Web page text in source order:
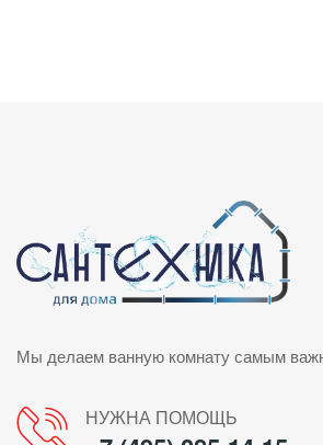
Мы делаем ванную комнату самым
НУЖНА ПОМОЩЬ